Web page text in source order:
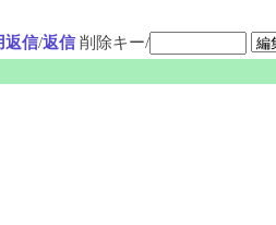
返信/返信 削除キー/